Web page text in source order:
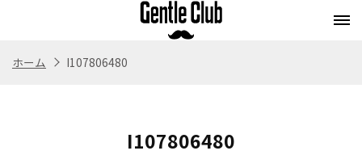
ホーム I107806480
I107806480